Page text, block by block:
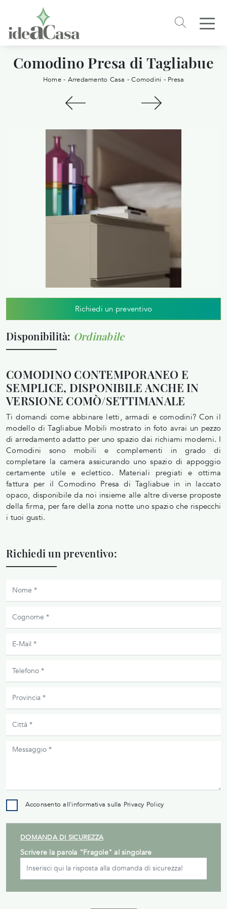
Comodino Presa di Tagliabue
Home- Arredamento Casa -Comodini - Presa
Richiedi un preventivo
Disponibilità: Ordinabile
COMODINO CONTEMPORANEO E
SEMPLICE, DISPONIBILE ANCHE IN
VERSIONE COMÒ/SETTIMANALE
Ti domandi come abbinare letti, armadi e comodini? Con il
modello di Tagliabue Mobili mostrato in foto avrai un pezzo
di arredamento adatto per uno spazio dai richiami moderni. I
Comodini sono mobili e complementi in grado di
completare la camera assicurando uno spazio di appoggio
certamente utile e eclettico. Materiali pregiati e ottima
fattura per il Comodino Presa di Tagliabue in in laccato
opaco, disponibile da noi insieme alle altre diverse proposte
della firma, per fare della zona notte uno spazio che rispecchi
i tuoi gusti.
Richiedi un preventivo:
Acconsento all'informativa sulla Privacy Policy
DOMANDA DI SICUREZZA
Scrivere la parola "Fragole" al singolare